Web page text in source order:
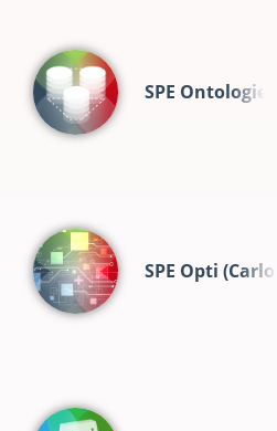
SPE Ontologie
SPE Opti (Carlo)